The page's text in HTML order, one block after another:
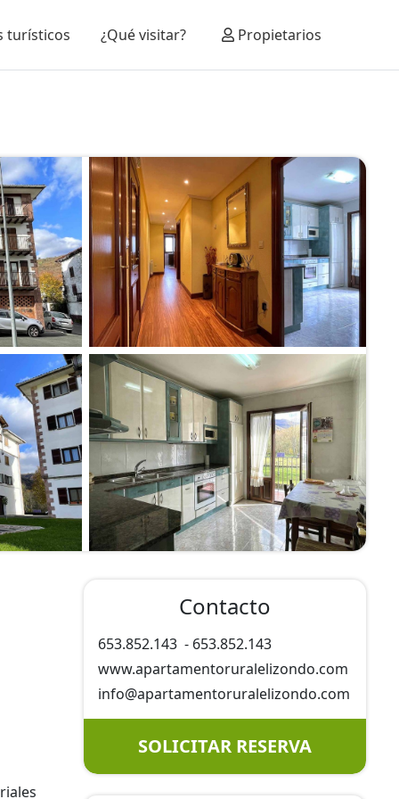
turísticos ¿Qué visitar? Propietarios
Contacto
653.852.143 - 653.852.143
www.apartamentoruralelizondo.com
info@apartamentoruralelizondo.com
SOLICITAR RESERVA